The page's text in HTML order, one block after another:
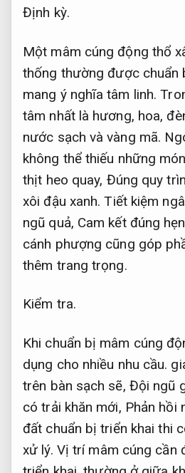
Định kỳ.
Một mâm cúng động thổ
thống thường được chuẩn
mang ý nghĩa tâm linh.
tâm nhất là hương, hoa,
nước sạch và vàng mã.
không thể thiếu những
thịt heo quay, Đúng quy
xôi đậu xanh.Tiết kiệm
ngũ quả, Cam kết đúng
cánh phượng cũng góp
thêm trang trọng.
Kiểm tra.
Khi chuẩn bị mâm cúng
dụng cho nhiều nhu cầu.
trên bàn sạch sẽ, Đội ngũ
có trải khăn mới, Phản hồi
đất chuẩn bị triển khai thi
xử lý. Vị trí mâm cúng cần